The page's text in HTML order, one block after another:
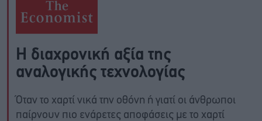
Η διαχρονική αξία της
αναλογικής τεχνολογίας
Όταν το χαρτί νικά την οθόνη ή γιατί οι άνθρωποι
παίρνουν πιο ενάρετες αποφάσεις με το χαρτί